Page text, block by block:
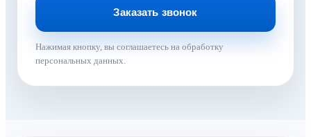
Нажимая кнопку, вы соглашаетесь на обработку
персональных данных.